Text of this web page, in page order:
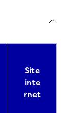
Site
inte
rnet